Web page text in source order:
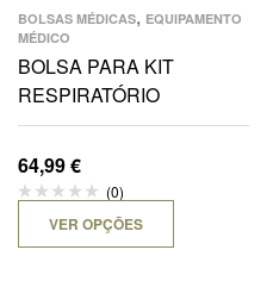
BOLSAS MÉDICAS, EQUIPAMENTO
MÉDICO
BOLSA PARA KIT
RESPIRATÓRIO
64,99€
(0)
VER OPÇÕES